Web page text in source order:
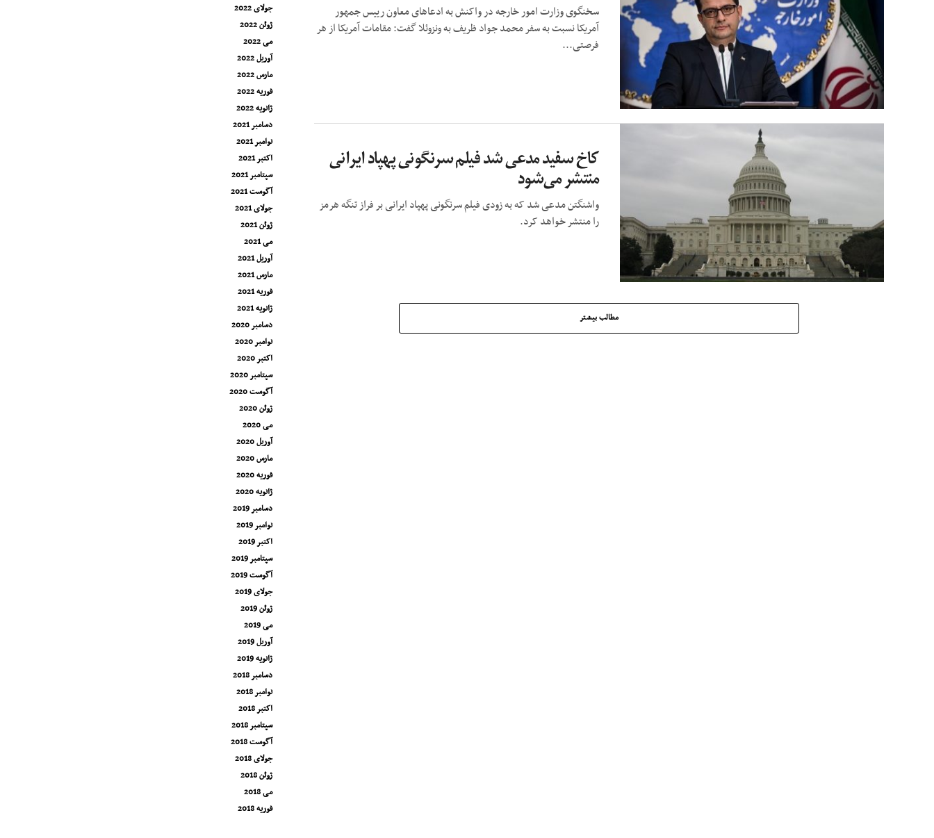
سخنگوی وزارت امور خارجه در واکنش به ادعاهای معاون رییس جمهور
آمریکا نسبت به سفر محمد جواد ظریف به ونزوئلا گفت: مقامات آمریکا از هر
فرصتی...
کاخ‌ سفید مدعی شد فیلم سرنگونی پهپاد ایرانی
منتشر می‌شود
واشنگتن مدعی شد که به زودی فیلم سرنگونی پهپاد ایرانی بر فراز تنگه هرمز
را منتشر خواهد کرد.
مطالب بیشتر
جولای 2022
ژوئن 2022
می 2022
آوریل 2022
مارس 2022
فوریه 2022
ژانویه 2022
دسامبر 2021
نوامبر 2021
اکتبر 2021
سپتامبر 2021
آگوست 2021
جولای 2021
ژوئن 2021
می 2021
آوریل 2021
مارس 2021
فوریه 2021
ژانویه 2021
دسامبر 2020
نوامبر 2020
اکتبر 2020
سپتامبر 2020
آگوست 2020
ژوئن 2020
می 2020
آوریل 2020
مارس 2020
فوریه 2020
ژانویه 2020
دسامبر 2019
نوامبر 2019
اکتبر 2019
سپتامبر 2019
آگوست 2019
جولای 2019
ژوئن 2019
می 2019
آوریل 2019
ژانویه 2019
دسامبر 2018
نوامبر 2018
اکتبر 2018
سپتامبر 2018
آگوست 2018
جولای 2018
ژوئن 2018
می 2018
فوریه 2018